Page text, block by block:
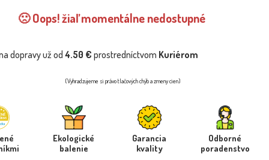
🙁 Oops! žiaľ momentálne nedostupné
dopravy už od4.50 € prostredníctvom Kuriérom
(Vyhradzujeme si právo tlačových chýb a zmeny cien)
Ekologické
balenie
Garancia
kvality
Odborné
poradenstvo